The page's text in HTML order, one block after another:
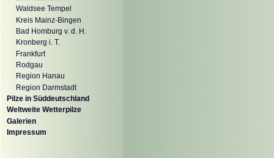
Waldsee Tempel
Kreis Mainz-Bingen
Bad Homburg v. d. H.
Kronberg i. T.
Frankfurt
Rodgau
Region Hanau
Region Darmstadt
Pilze in Süddeutschland
Weltweite Wetterpilze
Galerien
Impressum